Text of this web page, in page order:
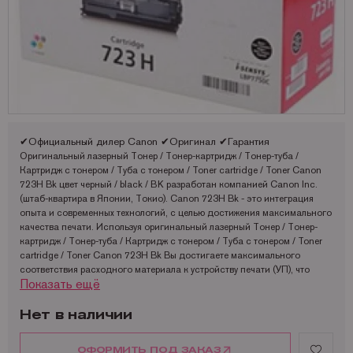
OCE
Ricoh
Samsung
Sharp
Toshiba
Xerox
Катюша
Аналоги Lexmark
Аналоги Oki
Аналоги Panasonic
Аналоги Samsung
Аналоги Sharp
Аналоги Xerox
Запчасти для OKI
Запчасти для Samsung
Запчасти для Toshiba
Фотобумага Kodak для струйных принтеров
Фотобумага Lomond и пленки для струйных принтеров
Пленка для ламинирования Корея
Принтеры Epson
Принтеры Hewllet Packard
Принтеры Lexmark
Принтеры Ricoh
Принтеры Samsung
Принтеры Sharp
Принтеры XEROX
Факсы Panasonic
Принтеры Kyocera
Мониторы
Мониторы HP
Другое
✔Официальный дилер Canon ✔Оригинал ✔Гарантия
Оригинальный лазерный Тонер / Тонер-картридж / Тонер-туба /
Картридж с тонером / Туба с тонером / Toner cartridge / Toner Canon
723H Bk цвет черный / black / BK разработан компанией Canon Inc.
(штаб-квартира в Японии, Токио). Canon 723H Bk - это интеграция
опыта и современных технологий, с целью достижения максимального
качества печати. Используя оригинальный лазерный Тонер / Тонер-
картридж / Тонер-туба / Картридж с тонером / Туба с тонером / Toner
cartridge / Toner Canon 723H Bk Вы достигаете максимального
соответствия расходного материала к устройству печати (УП), что
снижает вероятность быстрого износа, поломок и сбоев в работе ПУ и
Сертифицированный оригинальный черный / black / BK Тонер / Тонер-
Показать ещё
Нет в наличии
ОФОРМИТЬ ПОД ЗАКАЗ